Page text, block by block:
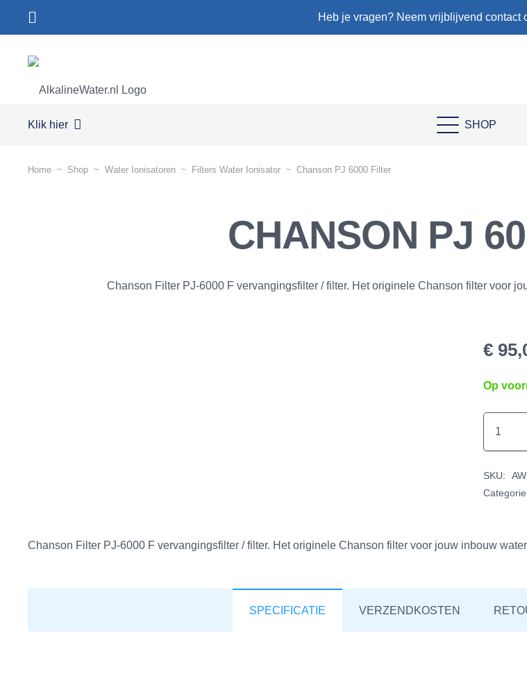
Heb je vragen? Neem vrijblijvend contact
Klik hier SHOP
Home ~ Shop ~ Water Ionisatoren ~ Filters Water Ionisator ~ Chanson PJ 6000 Filter
CHANSON PJ
Chanson Filter PJ-6000 F vervangingsfilter / filter. Het originele Chanson filter voor
€
Op
Filter
SKU:
Chanson Filter PJ-6000 F vervangingsfilter / filter. Het originele Chanson filter voor jouw inbouw
SPECIFICATIE VERZENDKOSTEN